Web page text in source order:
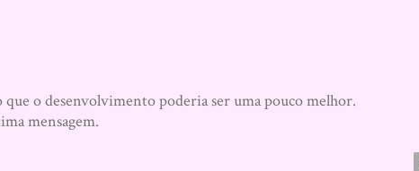
que o desenvolvimento poderia ser uma pouco melhor.
mensagem.